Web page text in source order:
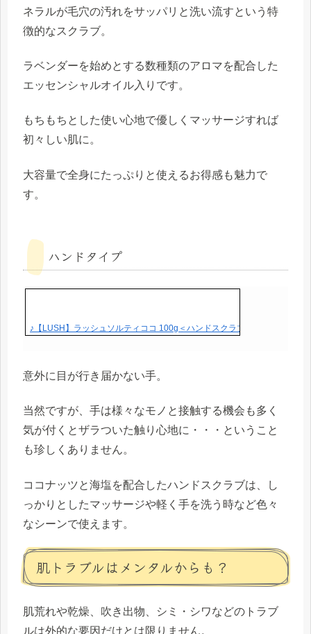
ネラルが毛穴の汚れをサッパリと洗い流すという特
徴的なスクラブ。
ラベンダーを始めとする数種類のアロマを配合した
エッセンシャルオイル入りです。
もちもちとした使い心地で優しくマッサージすれば
初々しい肌に。
大容量で全身にたっぷりと使えるお得感も魅力で
す。
ハンドタイプ
♪【LUSH】ラッシュソルティココ 100g＜ハンドスクラブ＞＜ハンドケア
意外に目が行き届かない手。
当然ですが、手は様々なモノと接触する機会も多く
気が付くとザラついた触り心地に・・・ということ
も珍しくありません。
ココナッツと海塩を配合したハンドスクラブは、し
っかりとしたマッサージや軽く手を洗う時など色々
なシーンで使えます。
肌トラブルはメンタルからも？
肌荒れや乾燥、吹き出物、シミ・シワなどのトラブ
ルは外的な要因だけとは限りません。